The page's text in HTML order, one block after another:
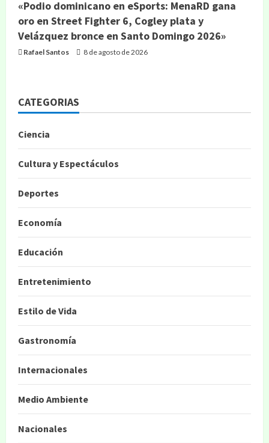
«Podio dominicano en eSports: MenaRD gana
oro en Street Fighter 6, Cogley plata y
Velázquez bronce en Santo Domingo 2026»
Rafael Santos 8 de agosto de 2026
CATEGORIAS
Ciencia
Cultura y Espectáculos
Deportes
Economía
Educación
Entretenimiento
Estilo de Vida
Gastronomía
Internacionales
Medio Ambiente
Nacionales